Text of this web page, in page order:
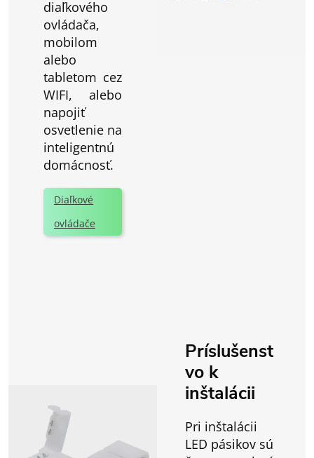
diaľkového
ovládača,
mobilom
alebo
tabletom cez
WIFI, alebo
napojiť
osvetlenie na
inteligentnú
domácnosť.
Diaľkové
ovládače
Príslušenst
vo k
inštalácii
Pri inštalácii
LED pásikov sú